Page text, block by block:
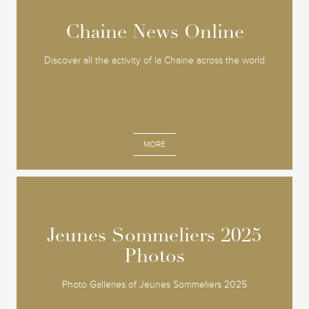
Chaine News Online
Discover all the activity of la Chaine across the world
MORE
Chaine News Online
Jeunes Sommeliers 2025
Photos
Photo Galleries of Jeunes Sommeliers 2025
Jeunes Sommeliers 2025
Photos